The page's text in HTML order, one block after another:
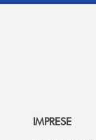
IMPRESE